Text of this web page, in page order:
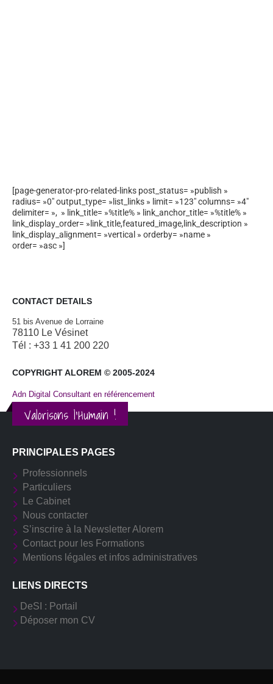
[page-generator-pro-related-links post_status= »publish »
radius= »0″ output_type= »list_links » limit= »123″ columns= »4″
delimiter= », » link_title= »%title% » link_anchor_title= »%title% »
link_display_order= »link_title,featured_image,link_description »
link_display_alignment= »vertical » orderby= »name »
order= »asc »]
CONTACT DETAILS
51 bis Avenue de Lorraine
78110 Le Vésinet
Tél : +33 1 41 200 220
COPYRIGHT ALOREM © 2005-2024
Adn Digital Consultant en référencement
Valorisons l'Humain !
PRINCIPALES PAGES
Professionnels
Particuliers
Le Cabinet
Nous contacter
S’inscrire à la Newsletter Alorem
Contact pour les Formations
Mentions légales et infos administratives
LIENS DIRECTS
DeSI : Portail
Déposer mon CV